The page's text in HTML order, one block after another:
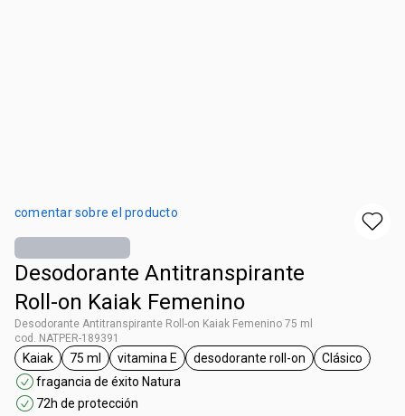
comentar sobre el producto
Desodorante Antitranspirante
Roll-on Kaiak Femenino
Desodorante Antitranspirante Roll-on Kaiak Femenino 75 ml
cod. NATPER-189391
etiqueta Kaiak
Kaiak
etiqueta 75 ml
75 ml
etiqueta vitamina E
vitamina E
etiqueta desodorante roll-
desodorante roll-on
etiqueta
Clásico
fragancia de éxito Natura
72h de protección